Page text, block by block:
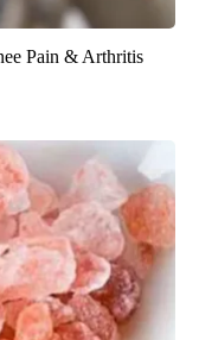
Pain & Arthritis